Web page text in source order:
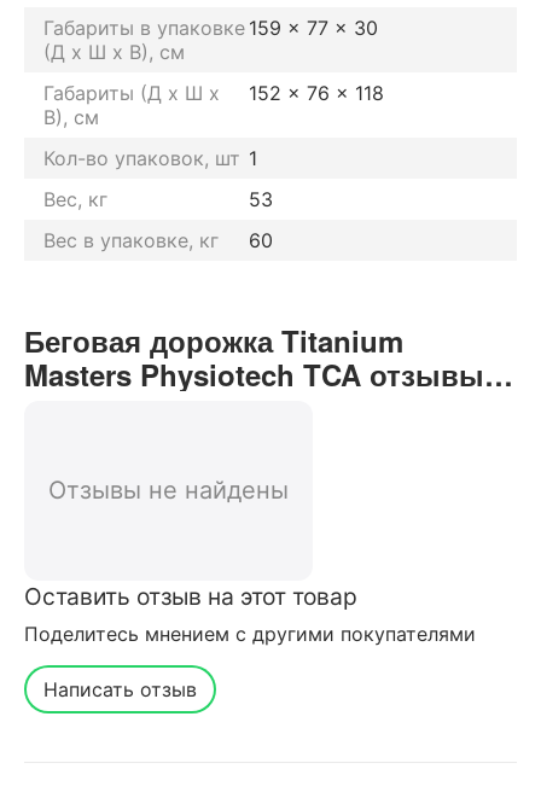
Габариты в упаковке
(Д х Ш х В), см
159 × 77 × 30
Габариты (Д х Ш х
В), см
152 × 76 × 118
Кол-во упаковок, шт 1
Вес, кг
53
Вес в упаковке, кг
60
Беговая дорожка Titanium
Masters Physiotech TCA отзывы
Отзывы не найдены
Оставить отзыв на этот товар
Поделитесь мнением с другими покупателями
Написать отзыв